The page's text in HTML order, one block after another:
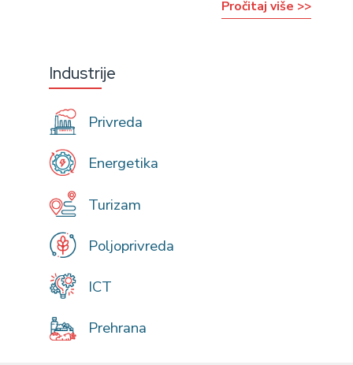
Pročitaj više >>
Industrije
Privreda
Energetika
Turizam
Poljoprivreda
ICT
Prehrana